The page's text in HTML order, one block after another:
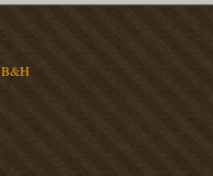
B&H